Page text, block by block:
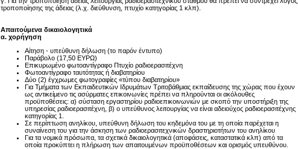
τροποποίησης της άδειας (λ.χ. διεύθυνση, πτυχίο κατηγορίας 1 κλπ).
Απαιτούμενα δικαιολογητικά
α. χορήγηση
Aίτηση - υπεύθυνη δήλωση (το παρόν έντυπο)
Παράβολο (17,50 ΕΥΡΩ)
Επικυρωμένο φωτοαντίγραφο Πτυχίο ραδιοερασιτέχνη
Φωτοαντίγραφο ταυτότητας ή διαβατηρίου
Δύο (2) έγχρωμες φωτογραφίες «τύπου διαβατηρίου»
Για Τμήματα των Εκπαιδευτικών Ιδρυμάτων Τριτοβάθμιας εκπαίδευσης της χώρας που έχουν
ως αντικείμενο τις ασύρματες επικοινωνίες πρέπει να πληρούνται οι ακόλουθες
προϋποθέσεις: α) σύσταση εργαστηρίου ραδιοεπικοινωνιών με σκοπό την υποστήριξη της
υπηρεσίας ραδιοερασιτέχνη, β) ο υπεύθυνος λειτουργίας να είναι αδειούχος ραδιοερασιτέχνης
κατηγορίας 1.
Σε περίπτωση ανηλίκου, υπεύθυνη δήλωση του κηδεμόνα του με τη οποία παρέχεται η
συναίνεση του για την άσκηση των ραδιοερασιτεχνικών δραστηριοτήτων του ανηλίκου
Για τα νομικά πρόσωπα, τα σχετικά δικαιολογητικά (αποφάσεις, καταστατικά κλπ) από τα
οποία προκύπτει η πλήρωση των απαιτουμένων προϋποθέσεων και ορισμός υπευθύνου.